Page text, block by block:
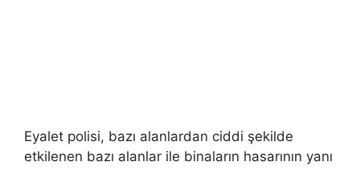
Eyalet polisi, bazı alanlardan ciddi şekilde
etkilenen bazı alanlar ile binaların hasarının yanı